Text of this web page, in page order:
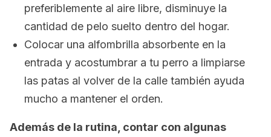
preferiblemente al aire libre, disminuye la
cantidad de pelo suelto dentro del hogar.
Colocar una alfombrilla absorbente en la
entrada y acostumbrar a tu perro a limpiarse
las patas al volver de la calle también ayuda
mucho a mantener el orden.
Además de la rutina, contar con algunas